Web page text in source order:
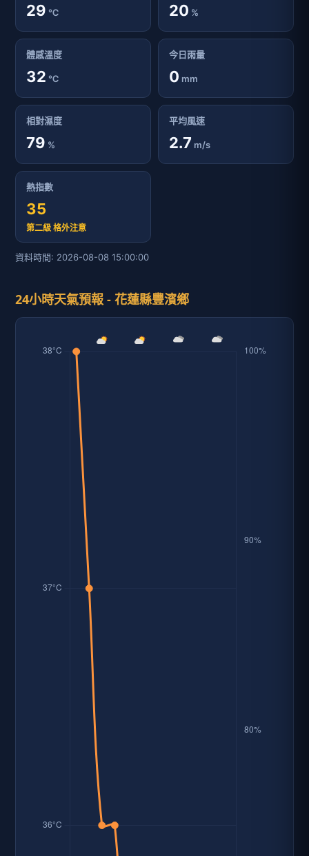
29 ℃ 20 %
體感溫度
32 ℃
今日雨量
0 mm
相對濕度
79 %
平均風速
2.7 m/s
熱指數
35
第二級 格外注意
資料時間: 2026-08-08 15:00:00
24小時天氣預報 - 花蓮縣豐濱鄉